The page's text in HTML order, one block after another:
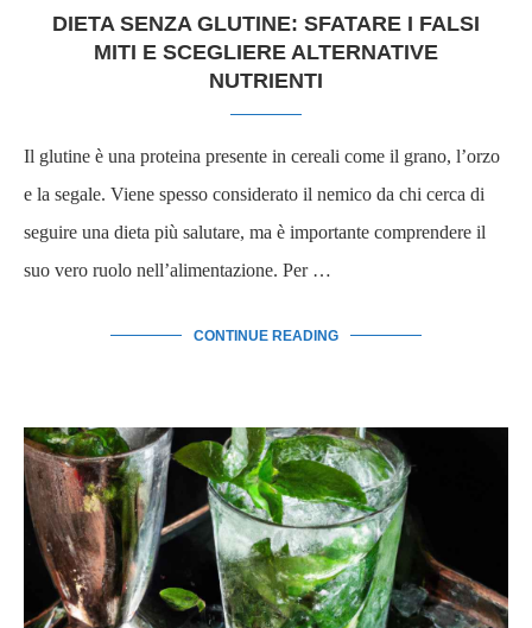
DIETA SENZA GLUTINE: SFATARE I FALSI
MITI E SCEGLIERE ALTERNATIVE
NUTRIENTI
Il glutine è una proteina presente in cereali come il grano, l’orzo
e la segale. Viene spesso considerato il nemico da chi cerca di
seguire una dieta più salutare, ma è importante comprendere il
suo vero ruolo nell’alimentazione. Per …
CONTINUE READING